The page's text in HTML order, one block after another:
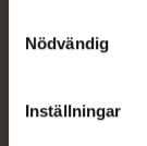
Nödvändig
Inställningar